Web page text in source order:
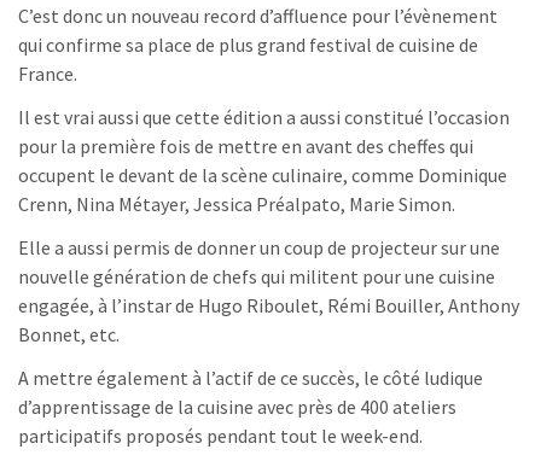
C’est donc un nouveau record d’affluence pour l’évènement
qui confirme sa place de plus grand festival de cuisine de
France.
Il est vrai aussi que cette édition a aussi constitué l’occasion
pour la première fois de mettre en avant des cheffes qui
occupent le devant de la scène culinaire, comme Dominique
Crenn, Nina Métayer, Jessica Préalpato, Marie Simon.
Elle a aussi permis de donner un coup de projecteur sur une
nouvelle génération de chefs qui militent pour une cuisine
engagée, à l’instar de Hugo Riboulet, Rémi Bouiller, Anthony
Bonnet, etc.
A mettre également à l’actif de ce succès, le côté ludique
d’apprentissage de la cuisine avec près de 400 ateliers
participatifs proposés pendant tout le week-end.